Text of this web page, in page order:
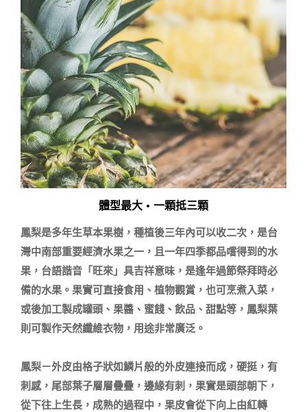
體型最大 • 一顆抵三顆
鳳梨是多年生草本果樹，種植後三年內可以收二次，是台
灣中南部重要經濟水果之一，且一年四季都品嚐得到的水
果，台語諧音「旺來」具吉祥意味，是逢年過節祭拜時必
備的水果。果實可直接食用、植物觀賞，也可烹煮入菜，
或後加工製成罐頭、果醬、蜜餞、飲品、甜點等，鳳梨葉
則可製作天然纖維衣物，用途非常廣泛。
鳳梨－外皮由格子狀如鱗片般的外皮連接而成，硬挺，有
刺感，尾部葉子層層疊疊，邊緣有刺，果實是頭部朝下，
從下往上生長，成熟的過程中，果皮會從下向上由紅轉